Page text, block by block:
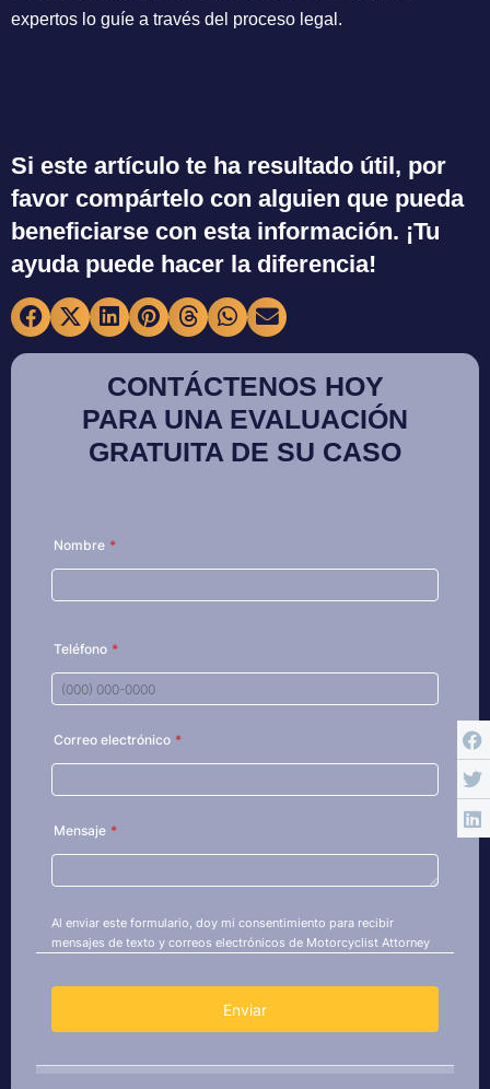
expertos lo guíe a través del proceso legal.
Si este artículo te ha resultado útil, por
favor compártelo con alguien que pueda
beneficiarse con esta información. ¡Tu
ayuda puede hacer la diferencia!
CONTÁCTENOS HOY
PARA UNA EVALUACIÓN
GRATUITA DE SU CASO